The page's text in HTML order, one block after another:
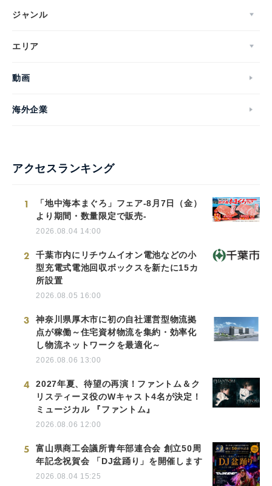
ジャンル
エリア
動画
海外企業
アクセスランキング
1
「地中海本まぐろ」フェア-8月7日（金）
より期間・数量限定で販売-
2026.08.04 14:00
2
千葉市内にリチウムイオン電池などの小
型充電式電池回収ボックスを新たに15カ
所設置
2026.08.05 16:00
3
神奈川県厚木市に初の自社運営型物流拠
点が稼働～住宅資材物流を集約・効率化
し物流ネットワークを最適化～
2026.08.06 13:00
4
2027年夏、待望の再演！ファントム＆ク
リスティーヌ役のWキャスト4名が決定！
ミュージカル 『ファントム』
2026.08.06 12:00
5
富山県商工会議所青年部連合会 創立50周
年記念祝賀会 「DJ盆踊り」を開催します
2026.08.04 15:25